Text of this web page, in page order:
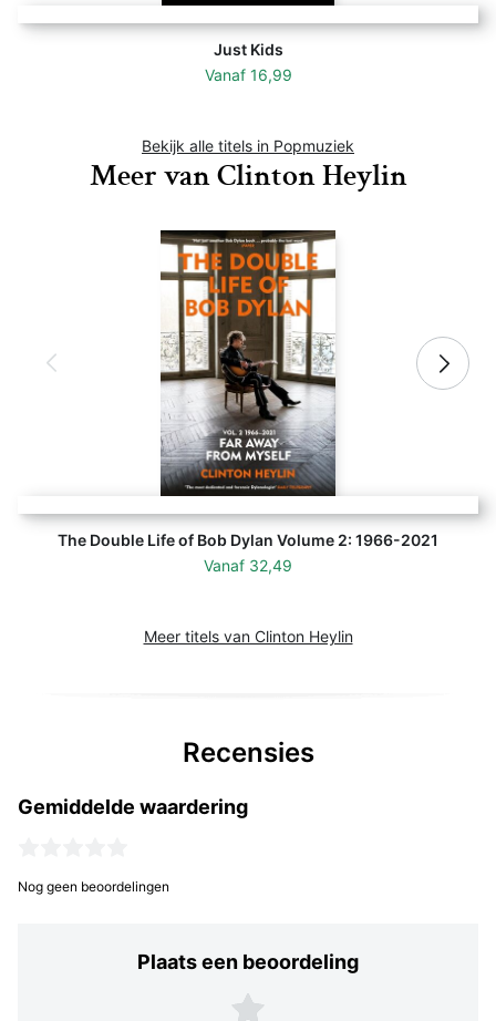
Just Kids
Vanaf 16,99
Bekijk alle titels in Popmuziek
Meer van Clinton Heylin
The Double Life of Bob Dylan Volume 2: 1966-2021
Vanaf 32,49
Meer titels van Clinton Heylin
Recensies
Gemiddelde waardering
Nog geen beoordelingen
Plaats een beoordeling
Plaats een beoordeling
5 sterren